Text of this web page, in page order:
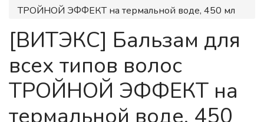
ТРОЙНОЙ ЭФФЕКТ на термальной воде, 450 мл
[ВИТЭКС] Бальзам для
всех типов волос
ТРОЙНОЙ ЭФФЕКТ на